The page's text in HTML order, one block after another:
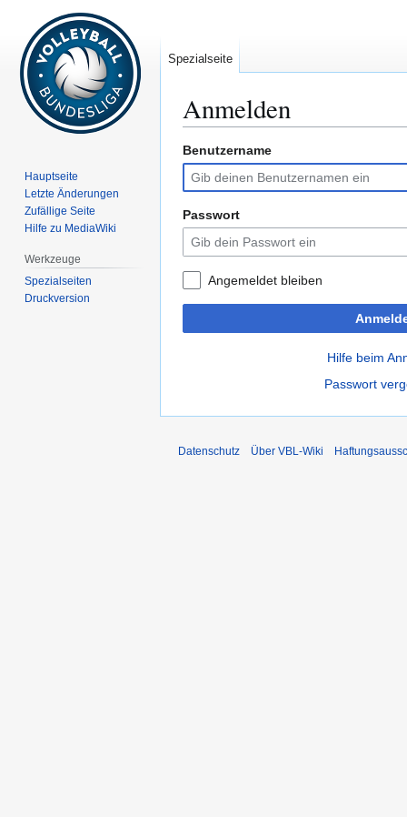
Anmelden
Zur
Navigation
springen
Zur
Suche
springen
Benutzername
Passwort
Angemeldet bleiben
Hilfe beim
Passwort
Spezialseite
Hauptseite
Letzte Änderungen
Zufällige Seite
Hilfe zu MediaWiki
Werkzeuge
Spezialseiten
Druckversion
Datenschutz Über VBL-Wiki